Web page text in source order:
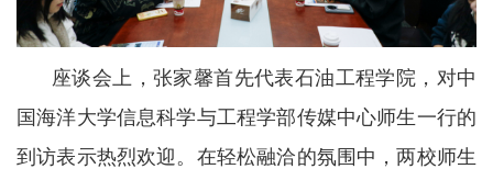
座谈会上，张家馨首先代表石油工程学院，对中
国海洋大学信息科学与工程学部传媒中心师生一行的
到访表示热烈欢迎。在轻松融洽的氛围中，两校师生